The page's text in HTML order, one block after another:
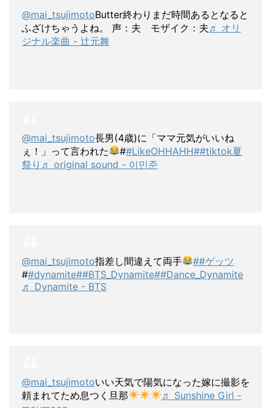
@mai_tsujimotoButter終わりまだ時間あるとなると
ふざけちゃうよね。 声：夫 モザイク：夫♬ オリ
ジナル楽曲 - 辻元舞
@mai_tsujimoto長男(4歳)に「ママ元気がいいね
ぇ！」って言われた
##LikeOHHAHH##tiktok夏
祭り ♬ original sound - 이민준
@mai_tsujimoto指差し間違えて両手
##ゲッツ
##dynamite##BTS_Dynamite##Dance_Dynamite
♬ Dynamite - BTS
@mai_tsujimotoいい天気で陽気になった嫁に撮影を
頼まれてため息つく旦那
♬ Sunshine Girl -